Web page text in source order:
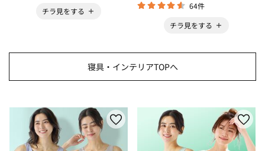
チラ見をする
64件
チラ見をする
寝具・インテリアTOPへ